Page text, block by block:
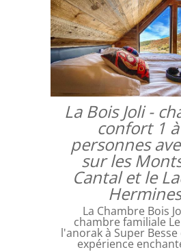
La Bois Joli -
confort 1
personnes
sur les
Cantal et le
Hermines
La Chambre Bois
chambre familiale
l'anorak à Super
expérience